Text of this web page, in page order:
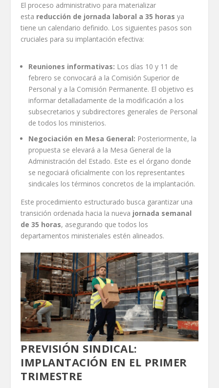
El proceso administrativo para materializar
esta reducción de jornada laboral a 35 horas ya
tiene un calendario definido. Los siguientes pasos son
cruciales para su implantación efectiva:
Reuniones informativas: Los días 10 y 11 de
febrero se convocará a la Comisión Superior de
Personal y a la Comisión Permanente. El objetivo es
informar detalladamente de la modificación a los
subsecretarios y subdirectores generales de Personal
de todos los ministerios.
Negociación en Mesa General: Posteriormente, la
propuesta se elevará a la Mesa General de la
Administración del Estado. Este es el órgano donde
se negociará oficialmente con los representantes
sindicales los términos concretos de la implantación.
Este procedimiento estructurado busca garantizar una
transición ordenada hacia la nueva jornada semanal
de 35 horas, asegurando que todos los
departamentos ministeriales estén alineados.
PREVISIÓN SINDICAL:
IMPLANTACIÓN EN EL PRIMER
TRIMESTRE